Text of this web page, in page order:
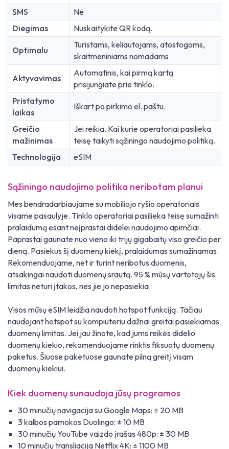
SMS
Ne
Diegimas
Nuskaitykite QR kodą.
Optimalu
Turistams, keliautojams, atostogoms,
skaitmeniniams nomadams
Aktyvavimas
Automatinis, kai pirmą kartą
prisijungiate prie tinklo.
Pristatymo
laikas
Iškart po pirkimo el. paštu.
Greičio
mažinimas
Jei reikia. Kai kurie operatoriai pasilieka
teisę taikyti sąžiningo naudojimo politiką.
Technologija
eSIM
Sąžiningo naudojimo politika neribotam planui
Mes bendradarbiaujame su mobiliojo ryšio operatoriais
visame pasaulyje. Tinklo operatoriai pasilieka teisę sumažinti
pralaidumą esant neįprastai didelei naudojimo apimčiai.
Paprastai gaunate nuo vieno iki trijų gigabaitų viso greičio per
dieną. Pasiekus šį duomenų kiekį, pralaidumas sumažinamas.
Rekomenduojame, net ir turint neribotus duomenis,
atsakingai naudoti duomenų srautą. 95 % mūsų vartotojų šis
limitas neturi įtakos, nes jie jo nepasiekia.
Visos mūsų eSIM leidžia naudoti hotspot funkciją. Tačiau
naudojant hotspot su kompiuteriu dažnai greitai pasiekiamas
duomenų limitas. Jei jau žinote, kad jums reikės didelio
duomenų kiekio, rekomenduojame rinktis fiksuotų duomenų
paketus. Šiuose paketuose gaunate pilną greitį visam
duomenų kiekiui.
Kiek duomenų sunaudoja jūsų programos
30 minučių navigacija su Google Maps: ± 20 MB
3 kalbos pamokos Duolingo: ± 10 MB
30 minučių YouTube vaizdo įrašas 480p: ± 30 MB
10 minučių transliacija Netflix 4K: ± 1100 MB